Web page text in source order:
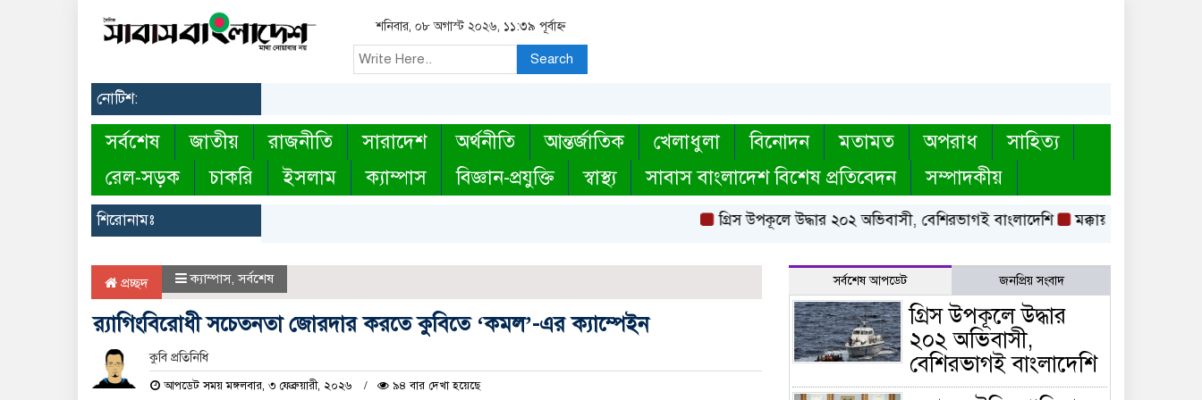
শনিবার, ০৮ অগাস্ট ২০২৬, ১১:৩৯ পূর্বাহ্ন
Search
নোটিশ:
সর্বশেষ জাতীয় রাজনীতি সারাদেশ অর্থনীতি আন্তর্জাতিক খেলাধুলা বিনোদন মতামত অপরাধ
সাহিত্য
রেল-সড়ক
চাকরি ইসলাম ক্যাম্পাস বিজ্ঞান-প্রযুক্তি স্বাস্থ্য সাবাস বাংলাদেশ বিশেষ প্রতিবেদন সম্পাদকীয়
শিরোনামঃ গ্রিস উপকূলে উদ্ধার ২০২ অভিবাসী, বেশিরভাগই বাংলাদেশি মক্কায় সৌদি, পাকিস্তান
প্রচ্ছদ ক্যাম্পাস,সর্বশেষ
র‍্যাগিংবিরোধী সচেতনতা জোরদার করতে কুবিতে ‘কমল’-এর ক্যাম্পেইন
কুবি প্রতিনিধি
আপডেট সময় মঙ্গলবার, ৩ ফেব্রুয়ারী, ২০২৬ ৯৪ বার দেখা হয়েছে
সর্বশেষ আপডেট জনপ্রিয় সংবাদ
গ্রিস উপকূলে উদ্ধার
২০২ অভিবাসী,
বেশিরভাগই বাংলাদেশি